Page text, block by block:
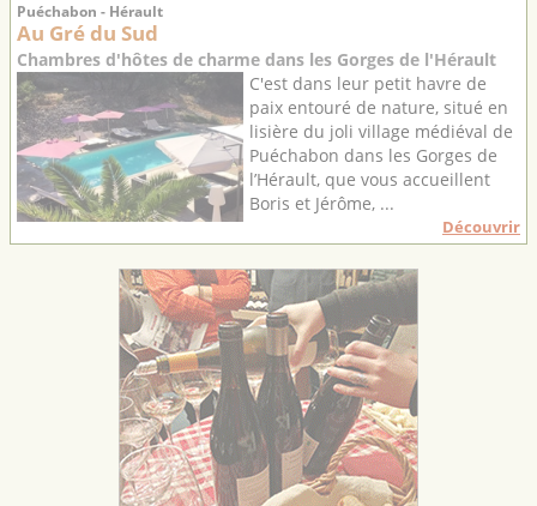
Puéchabon - Hérault
Au Gré du Sud
Chambres d'hôtes de charme dans les Gorges de l'Hérault
C'est dans leur petit havre de
paix entouré de nature, situé en
lisière du joli village médiéval de
Puéchabon dans les Gorges de
l’Hérault, que vous accueillent
Boris et Jérôme, ...
Découvrir